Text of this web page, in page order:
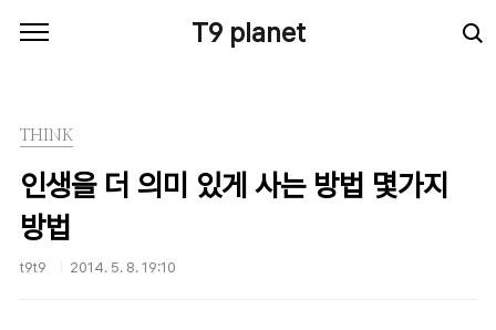
T9 planet
THINK
인생을 더 의미 있게 사는 방법 몇가지
방법
t9t9 2014. 5. 8. 19:10